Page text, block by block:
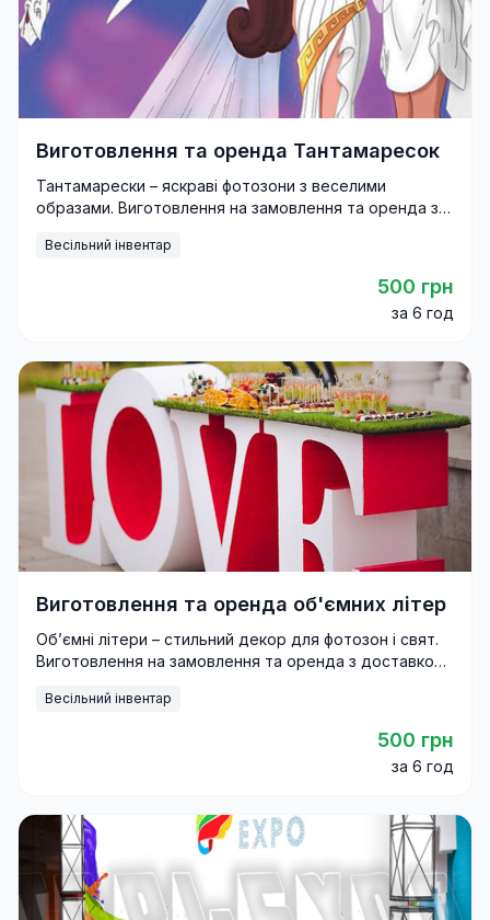
Виготовлення та оренда Тантамаресок
Тантамарески – яскраві фотозони з веселими
образами. Виготовлення на замовлення та оренда з
Весільний інвентар
500 грн
за 6 год
Виготовлення та оренда об'ємних літер
Об’ємні літери – стильний декор для фотозон і свят.
Виготовлення на замовлення та оренда з доставкою
Весільний інвентар
500 грн
за 6 год